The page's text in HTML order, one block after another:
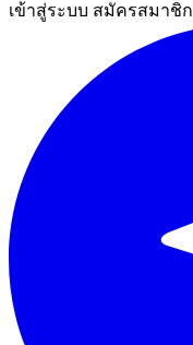
เข้าสู่ระบบ สมัครสมาชิก